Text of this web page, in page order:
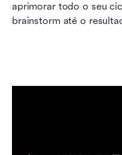
aprimorar todo o seu
brainstorm até o